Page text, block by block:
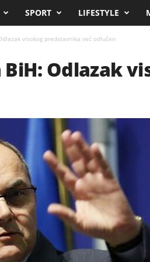
SPORT LIFESTYLE
visokog predstavnika već odlučen
Odlazak